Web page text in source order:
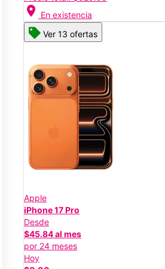
location_on En existencia
Ver 13 ofertas
Apple
iPhone 17 Pro
Desde
$45.84 al mes
por 24 meses
Hoy